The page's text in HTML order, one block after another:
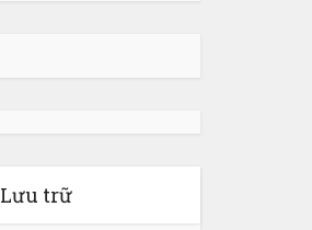
Lưu trữ